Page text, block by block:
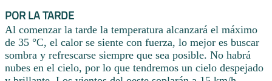
POR LA TARDE
Al comenzar la tarde la temperatura alcanzará el máximo
de 35 °C, el calor se siente con fuerza, lo mejor es buscar
sombra y refrescarse siempre que sea posible. No habrá
nubes en el cielo, por lo que tendremos un cielo despejado